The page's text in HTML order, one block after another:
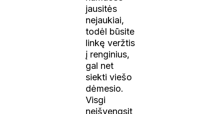
jausitės
nejaukiai,
todėl būsite
linkę veržtis
į renginius,
gal net
siekti viešo
dėmesio.
Visgi
neišvengsit